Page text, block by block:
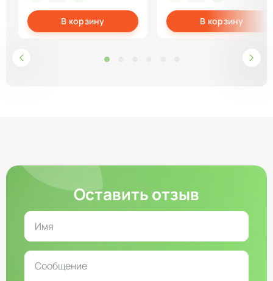
В корзину В корзину
Оставить отзыв